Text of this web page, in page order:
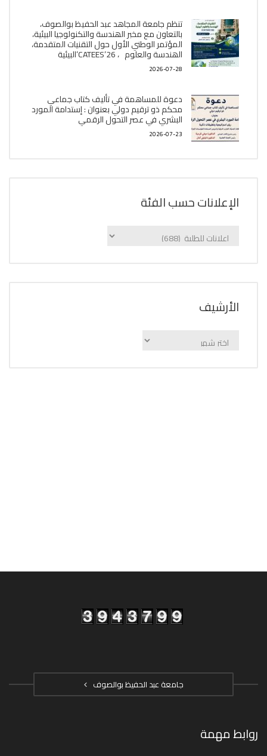
تنظم جامعة المجاهد عبد الحفيظ بوالصوف،
بالتعاون مع مخبر الھندسة والتكنولوجيا البیئیة،
المؤتمر الوطني الأول حول التقنيات المتقدمة،
الھندسة والعلوم ، CATEES’26’البیئية
2026-07-28
دعوة للمساهمة في تأليف كتاب جماعي
محكم ذو ترقيم دولي بعنوان : إستدامة المورد
البشري في عصر التحول الرقمي
2026-07-23
الإعلانات حسب الفئة
الإعلانات
اﻷرشيف
اﻷرشيف
جامعة عبد الحفيظ بوالصوف
روابط مهمة